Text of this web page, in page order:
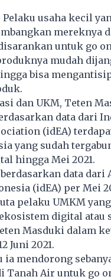
Pelaku usaha kecil
mereknya
untuk go
mudah
bisa
dan UKM, Teten
data dari
(idEA)
yang sudah
hingga Mei 2021.
data dari
(idEA) per Mei
pelaku UMKM
digital atau
Masduki dalam
Juni 2021.
ia mendorong
Tanah Air untuk go